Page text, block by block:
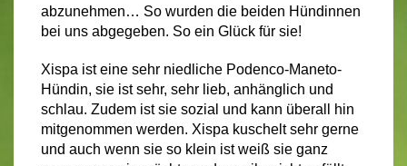
abzunehmen… So wurden die beiden Hündinnen
bei uns abgegeben. So ein Glück für sie!
Xispa ist eine sehr niedliche Podenco-Maneto-
Hündin, sie ist sehr, sehr lieb, anhänglich und
schlau. Zudem ist sie sozial und kann überall hin
mitgenommen werden. Xispa kuschelt sehr gerne
und auch wenn sie so klein ist weiß sie ganz